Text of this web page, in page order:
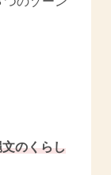
のくらし